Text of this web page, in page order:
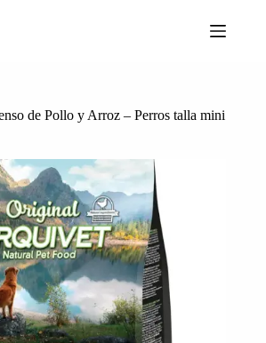
de Pollo y Arroz – Perros talla mini